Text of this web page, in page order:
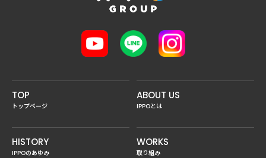
TOP
トップページ
ABOUT US
IPPOとは
HISTORY
IPPOのあゆみ
WORKS
取り組み